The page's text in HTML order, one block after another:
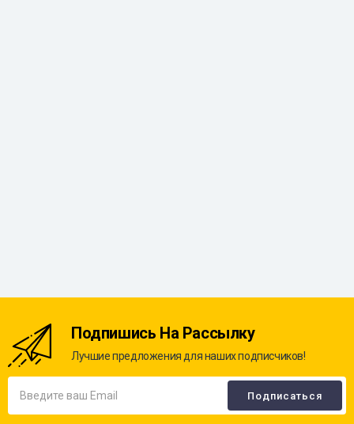
Подпишись На Рассылку
Лучшие предложения для наших подписчиков!